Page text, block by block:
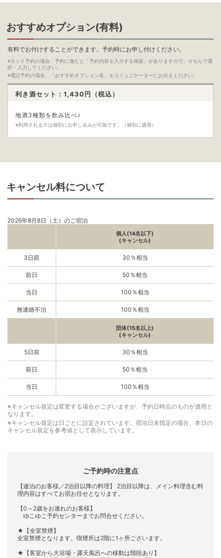
おすすめオプション(有料)
有料でお付けすることができます。予約時にお申し付けください。
※ネット予約の場合、予約に進むと「予約内容を入力する画面」がありますので、そちらで選
択・入力してください。
※電話予約の場合、「おすすめオプション名」をコミュニケーターにお伝えください。
利き酒セット：1,430円（税込）
地酒3種類を飲み比べ♪
※利用される方は個別にお申し込みが可能です。（個別に適用）
キャンセル料について
2026年8月8日（土）のご宿泊
個人(14名以下)
(キャンセル)
3日前 30％相当
前日 50％相当
当日 100％相当
無連絡不泊 100％相当
団体(15名以上)
(キャンセル)
5日前 30％相当
前日 50％相当
当日 100％相当
※キャンセル規定は変更する場合がございますが、予約日時点のものが適用と
なります。
※キャンセル規定は日ごとに設定されています。宿泊日未指定の場合、本日の
キャンセル規定を参考値として表示しています。
ご予約時の注意点
【連泊のお客様／2泊目以降の料理】 2泊目以降は、メイン料理含む料
理内容はすべてお宿お任せとなります。
【0～2歳をお連れのお客様】
ゆこゆこ予約センターまでお問合せください。
★【全室禁煙】
全室禁煙となります。喫煙所は2階に1ヶ所ございます。
★【客室から大浴場・露天風呂への移動は階段あり】